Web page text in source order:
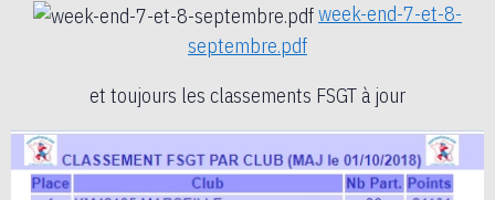
week-end-7-et-8-
septembre.pdf
et toujours les classements FSGT à jour